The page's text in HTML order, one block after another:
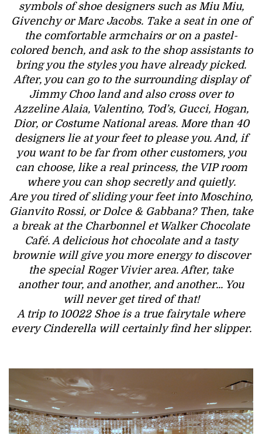
symbols of shoe designers such as Miu Miu,
Givenchy or Marc Jacobs. Take a seat in one of
the comfortable armchairs or on a pastel-
colored bench, and ask to the shop assistants to
bring you the styles you have already picked.
After, you can go to the surrounding display of
Jimmy Choo land and also cross over to
Azzeline Alaia, Valentino, Tod’s, Gucci, Hogan,
Dior, or Costume National areas. More than 40
designers lie at your feet to please you. And, if
you want to be far from other customers, you
can choose, like a real princess, the VIP room
where you can shop secretly and quietly.
Are you tired of sliding your feet into Moschino,
Gianvito Rossi, or Dolce & Gabbana? Then, take
a break at the Charbonnel et Walker Chocolate
Café. A delicious hot chocolate and a tasty
brownie will give you more energy to discover
the special Roger Vivier area. After, take
another tour, and another, and another... You
will never get tired of that!
A trip to 10022 Shoe is a true fairytale where
every Cinderella will certainly find her slipper.